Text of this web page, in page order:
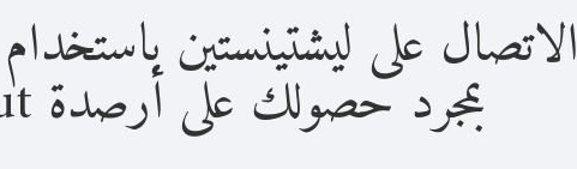
الاتصال على ليشتينستين باستخدام Viber Out سهل للغاية.
بمجرد حصولك على أرصدة Viber Out، يمكنك: